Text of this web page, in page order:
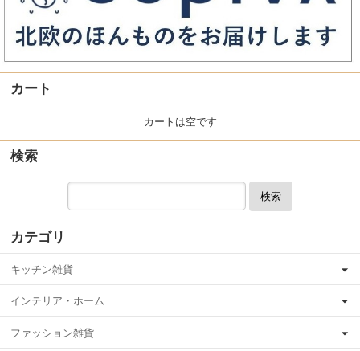
カート
カートは空です
検索
検索
カテゴリ
キッチン雑貨
インテリア・ホーム
ファッション雑貨